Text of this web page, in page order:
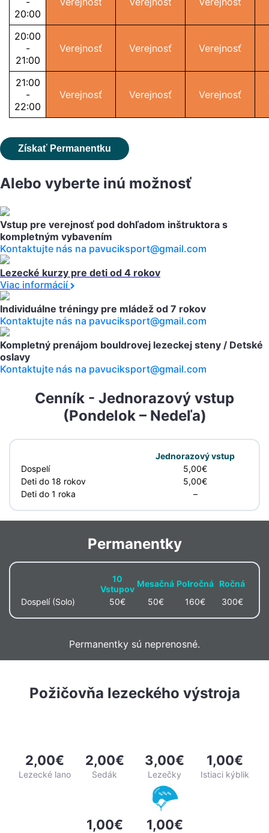
20:00
20:00
-
21:00
Verejnosť Verejnosť Verejnosť
21:00
-
22:00
Verejnosť Verejnosť Verejnosť
Získať Permanentku
Alebo vyberte inú možnosť
Vstup pre verejnosť pod dohľadom inštruktora s
kompletným vybavením
Kontaktujte nás na pavuciksport@gmail.com
Lezecké kurzy pre deti od 4 rokov
Viac informácií
Individuálne tréningy pre mládež od 7 rokov
Kontaktujte nás na pavuciksport@gmail.com
Kompletný prenájom bouldrovej lezeckej steny / Detské
oslavy
Kontaktujte nás na pavuciksport@gmail.com
Cenník - Jednorazový vstup
(Pondelok – Nedeľa)
Jednorazový vstup
Dospelí
5,00€
Deti do 18 rokov
5,00€
Deti do 1 roka
–
Permanentky
10
Vstupov
Mesačná Polročná Ročná
Dospelí (Solo)
50€ 50€ 160€ 300€
Permanentky sú neprenosné.
Požičovňa lezeckého výstroja
2,00€
Lezecké lano
2,00€
Sedák
3,00€
Lezečky
1,00€
Istiaci kýblik
1,00€ 1,00€